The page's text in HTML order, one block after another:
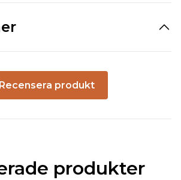
Recensera produkt
produkter